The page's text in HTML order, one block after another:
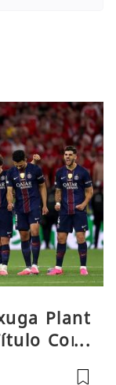
Plant
Cons